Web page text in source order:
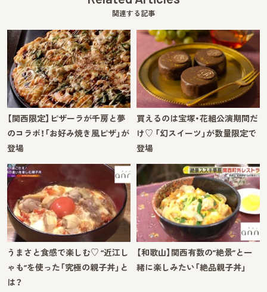
関連する記事
【関西限定】ピザーラが千房と夢
のコラボ！「お好み焼き風ピザ」が
登場
買えるのは宝塚・花組公演期間だ
け♡ 「幻スイーツ」が数量限定で
登場
うまさと食感で楽しむ♡ “近江し
ゃも”を使った「究極の親子丼」と
は？
【和歌山】関西有数の”絶景”と一
緒に楽しみたい「絶品親子丼」